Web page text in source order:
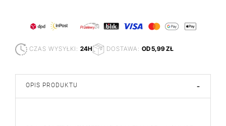
CZAS WYSYŁKI: 24H DOSTAWA: OD 5,99 ZŁ
OPIS PRODUKTU -